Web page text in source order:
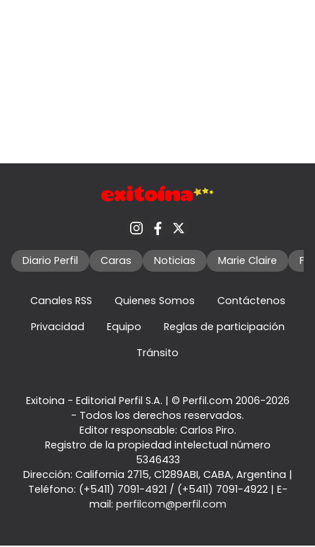
Diario Perfil Caras Noticias Marie Claire
Canales RSS Quienes Somos
Contáctenos
Privacidad
Equipo
Reglas de participación
Tránsito
Exitoina - Editorial Perfil S.A. | © Perfil.com 2006-2026
- Todos los derechos reservados.
Editor responsable: Carlos Piro.
Registro de la propiedad intelectual número
5346433
Dirección: California 2715, C1289ABI, CABA, Argentina |
Teléfono: (+5411) 7091-4921 / (+5411) 7091-4922| E-
mail: perfilcom@perfil.com